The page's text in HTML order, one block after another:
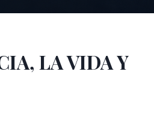
LA VIDA Y